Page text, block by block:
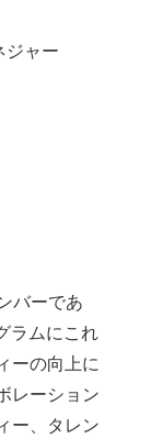
ジャー
バーであ
ラムにこれ
ーの向上に
レーション
ー、タレン